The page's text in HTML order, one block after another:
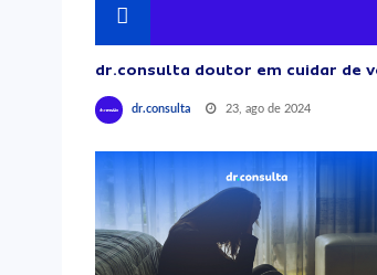
dr.consulta doutor em cuidar de
dr.consulta 23, ago de 2024